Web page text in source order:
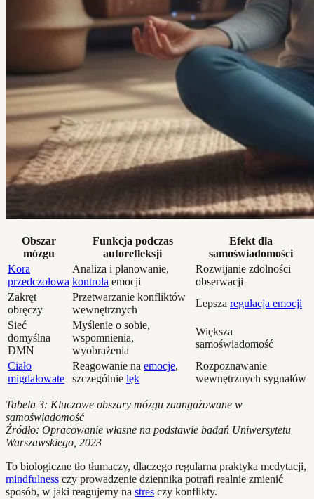
Obszar
mózgu
Funkcja podczas
autorefleksji
Efekt dla
samoświadomości
Kora
przedczołowa
Analiza i planowanie,
kontrola emocji
Rozwijanie zdolności
obserwacji
Zakręt
obręczy
Przetwarzanie konfliktów
wewnętrznych
Lepsza regulacja emocji
Sieć
domyślna
DMN
Myślenie o sobie,
wspomnienia,
wyobrażenia
Większa
samoświadomość
Ciało
migdałowate
Reagowanie na emocje,
szczególnie lęk
Rozpoznawanie
wewnętrznych sygnałów
Tabela 3: Kluczowe obszary mózgu zaangażowane w
samoświadomość
Źródło: Opracowanie własne na podstawie badań Uniwersytetu
Warszawskiego, 2023
To biologiczne tło tłumaczy, dlaczego regularna praktyka medytacji,
mindfulness czy prowadzenie dziennika potrafi realnie zmienić
sposób, w jaki reagujemy na stres czy konflikty.